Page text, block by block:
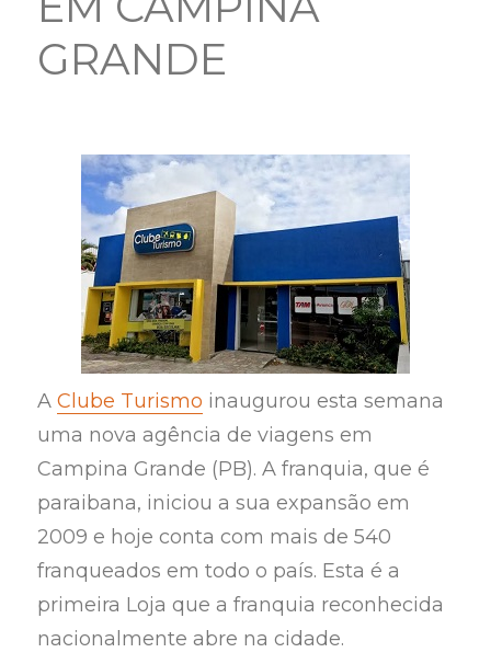
GRANDE
AClube Turismo inaugurou esta semana
uma nova agência de viagens em
Campina Grande (PB). A franquia, que é
paraibana, iniciou a sua expansão em
2009 e hoje conta com mais de 540
franqueados em todo o país. Esta é a
primeira Loja que a franquia reconhecida
nacionalmente abre na cidade.